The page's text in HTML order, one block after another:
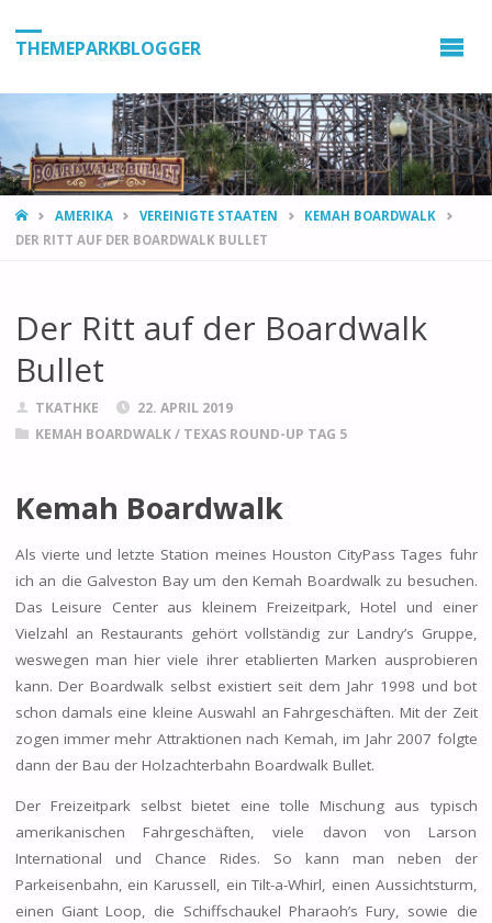
THEMEPARKBLOGGER
HOMEAMERIKA VEREINIGTE STAATEN
KEMAH BOARDWALK
DER RITT AUF DER BOARDWALK BULLET
Der Ritt auf der Boardwalk
Bullet
TKATHKE
22. APRIL 2019
KEMAH BOARDWALK/ TEXAS ROUND-UP TAG 5
Kemah Boardwalk
Als vierte und letzte Station meines Houston CityPass Tages fuhr
ich an die Galveston Bay um den Kemah Boardwalk zu besuchen.
Das Leisure Center aus kleinem Freizeitpark, Hotel und einer
Vielzahl an Restaurants gehört vollständig zur Landry’s Gruppe,
weswegen man hier viele ihrer etablierten Marken ausprobieren
kann. Der Boardwalk selbst existiert seit dem Jahr 1998 und bot
schon damals eine kleine Auswahl an Fahrgeschäften. Mit der Zeit
zogen immer mehr Attraktionen nach Kemah, im Jahr 2007 folgte
dann der Bau der Holzachterbahn Boardwalk Bullet.
Der Freizeitpark selbst bietet eine tolle Mischung aus typisch
amerikanischen Fahrgeschäften, viele davon von Larson
International und Chance Rides. So kann man neben der
Parkeisenbahn, ein Karussell, ein Tilt-a-Whirl, einen Aussichtsturm,
einen Giant Loop, die Schiffschaukel Pharaoh’s Fury, sowie die